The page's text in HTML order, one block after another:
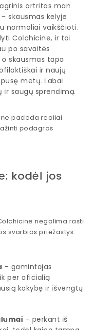
artritas man
skausmas kelyje
normaliai vaikščioti.
Colchicine, ir tai
po savaitės
skausmas tapo
ir naujų
metų. Labai
ir saugų sprendimą.
padeda realiai
podagros
kodėl jos
negalima rasti
svarbios priežastys:
– gamintojas
per oficialią
kokybę ir išvengtų
– perkant iš